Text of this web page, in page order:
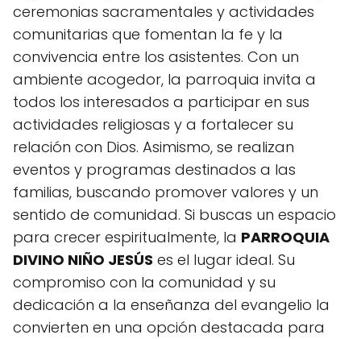
ceremonias sacramentales y actividades
comunitarias que fomentan la fe y la
convivencia entre los asistentes. Con un
ambiente acogedor, la parroquia invita a
todos los interesados a participar en sus
actividades religiosas y a fortalecer su
relación con Dios. Asimismo, se realizan
eventos y programas destinados a las
familias, buscando promover valores y un
sentido de comunidad. Si buscas un espacio
para crecer espiritualmente, la PARROQUIA
DIVINO NIÑO JESÚS es el lugar ideal. Su
compromiso con la comunidad y su
dedicación a la enseñanza del evangelio la
convierten en una opción destacada para